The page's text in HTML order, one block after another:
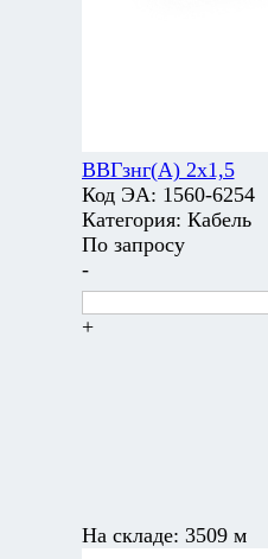
ВВГзнг(А) 2х1,5
Код ЭА: 1560-6254
Категория: Кабель
По запросу
-
+
На складе: 3509 м